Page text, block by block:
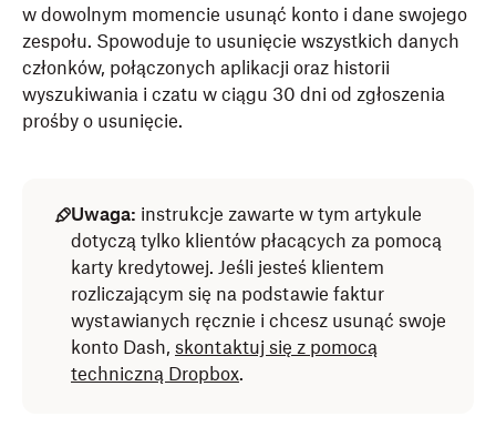
w dowolnym momencie usunąć konto i dane swojego
zespołu. Spowoduje to usunięcie wszystkich danych
członków, połączonych aplikacji oraz historii
wyszukiwania i czatu w ciągu 30 dni od zgłoszenia
prośby o usunięcie.
Uwaga: instrukcje zawarte w tym artykule
dotyczą tylko klientów płacących za pomocą
karty kredytowej. Jeśli jesteś klientem
rozliczającym się na podstawie faktur
wystawianych ręcznie i chcesz usunąć swoje
konto Dash, skontaktuj się z pomocą
techniczną Dropbox.